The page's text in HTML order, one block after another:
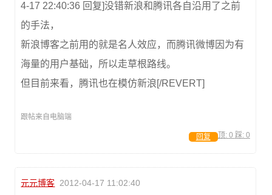
4-17 22:40:36 回复]没错新浪和腾讯各自沿用了之前
的手法，
新浪博客之前用的就是名人效应，而腾讯微博因为有
海量的用户基础，所以走草根路线。
但目前来看，腾讯也在模仿新浪[/REVERT]
跟帖来自电脑端
顶: 0 踩: 0
回复
元元博客 2012-04-17 11:02:40